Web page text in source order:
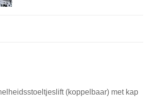
(koppelbaar) met kap